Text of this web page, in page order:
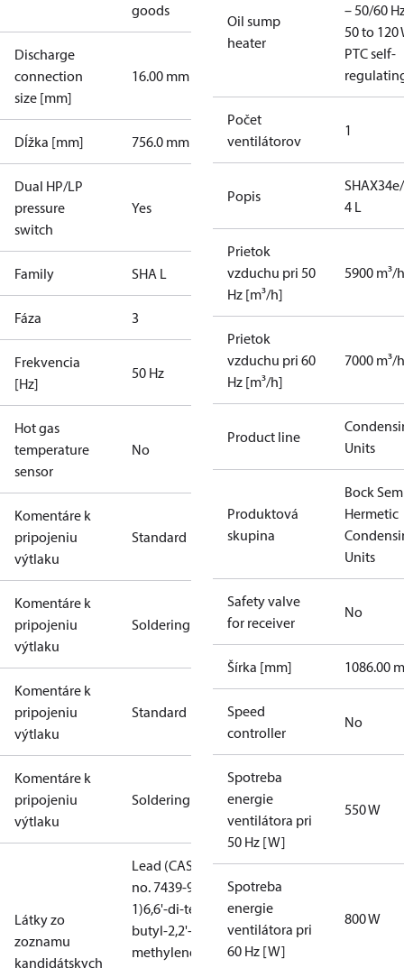
goods
Discharge
connection
size [mm]
16.00 mm
Dĺžka [mm] 756.0 mm
Dual HP/LP
pressure
switch
Yes
Family SHA L
Fáza 3
Frekvencia
[Hz]
50 Hz
Hot gas
temperature
sensor
No
Komentáre k
pripojeniu
výtlaku
Standard
Komentáre k
pripojeniu
výtlaku
Soldering
Komentáre k
pripojeniu
výtlaku
Standard
Komentáre k
pripojeniu
výtlaku
Soldering
Látky zo
zoznamu
kandidátskych
Lead (CAS
no. 7439-92-
1)6,6'-di-tert-
butyl-2,2'-
methylenedi-
Oil sump
heater
– 50/60
50 to 120
PTC self-
Počet
ventilátorov
1
Popis
4 L
Prietok
vzduchu pri 50
Hz [m³/h]
5900 m³/h
Prietok
vzduchu pri 60
Hz [m³/h]
7000 m³/h
Product line
Units
Produktová
skupina
Bock
Hermetic
Units
Safety valve
for receiver
No
Šírka [mm] 1086.00
Speed
controller
No
Spotreba
energie
ventilátora pri
50 Hz [W]
550 W
Spotreba
energie
ventilátora pri
60 Hz [W]
800 W